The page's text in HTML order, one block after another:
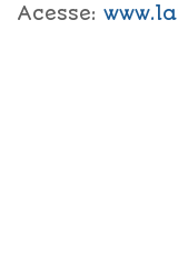
Acesse: